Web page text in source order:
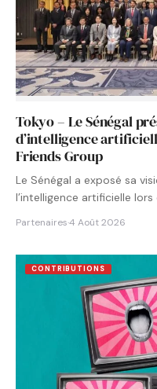
Tokyo – Le Sénégal
d’intelligence
Friends Group
Le Sénégal a exposé sa
l’intelligence artificielle lors
Partenaires·4 Août 2026
CONTRIBUTIONS